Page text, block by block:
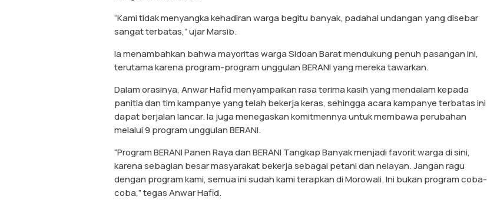
“Kami tidak menyangka kehadiran warga begitu banyak, padahal undangan yang disebar
sangat terbatas,” ujar Marsib.
Ia menambahkan bahwa mayoritas warga Sidoan Barat mendukung penuh pasangan ini,
terutama karena program-program unggulan BERANI yang mereka tawarkan.
Dalam orasinya, Anwar Hafid menyampaikan rasa terima kasih yang mendalam kepada
panitia dan tim kampanye yang telah bekerja keras, sehingga acara kampanye terbatas ini
dapat berjalan lancar. Ia juga menegaskan komitmennya untuk membawa perubahan
melalui 9 program unggulan BERANI.
“Program BERANI Panen Raya dan BERANI Tangkap Banyak menjadi favorit warga di sini,
karena sebagian besar masyarakat bekerja sebagai petani dan nelayan. Jangan ragu
dengan program kami, semua ini sudah kami terapkan di Morowali. Ini bukan program coba-
coba,” tegas Anwar Hafid.